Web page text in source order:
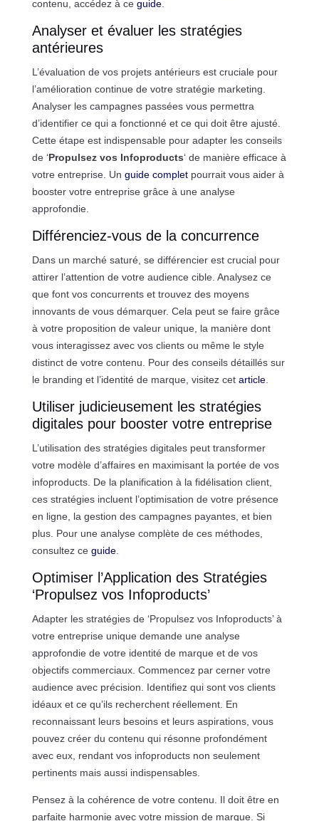
contenu, accédez à ce guide.
Analyser et évaluer les stratégies
antérieures
L’évaluation de vos projets antérieurs est cruciale pour
l’amélioration continue de votre stratégie marketing.
Analyser les campagnes passées vous permettra
d’identifier ce qui a fonctionné et ce qui doit être ajusté.
Cette étape est indispensable pour adapter les conseils
de ‘Propulsez vos Infoproducts‘ de manière efficace à
votre entreprise. Un guide completpourrait vous aider à
booster votre entreprise grâce à une analyse
approfondie.
Différenciez-vous de la concurrence
Dans un marché saturé, se différencier est crucial pour
attirer l’attention de votre audience cible. Analysez ce
que font vos concurrents et trouvez des moyens
innovants de vous démarquer. Cela peut se faire grâce
à votre proposition de valeur unique, la manière dont
vous interagissez avec vos clients ou même le style
distinct de votre contenu. Pour des conseils détaillés sur
le branding et l’identité de marque, visitez cet article.
Utiliser judicieusement les stratégies
digitales pour booster votre entreprise
L’utilisation des stratégies digitales peut transformer
votre modèle d’affaires en maximisant la portée de vos
infoproducts. De la planification à la fidélisation client,
ces stratégies incluent l’optimisation de votre présence
en ligne, la gestion des campagnes payantes, et bien
plus. Pour une analyse complète de ces méthodes,
consultez ce guide.
Optimiser l’Application des Stratégies
‘Propulsez vos Infoproducts’
Adapter les stratégies de ‘Propulsez vos Infoproducts’ à
votre entreprise unique demande une analyse
approfondie de votre identité de marque et de vos
objectifs commerciaux. Commencez par cerner votre
audience avec précision. Identifiez qui sont vos clients
idéaux et ce qu’ils recherchent réellement. En
reconnaissant leurs besoins et leurs aspirations, vous
pouvez créer du contenu qui résonne profondément
avec eux, rendant vos infoproducts non seulement
pertinents mais aussi indispensables.
Pensez à la cohérence de votre contenu. Il doit être en
parfaite harmonie avec votre mission de marque. Si